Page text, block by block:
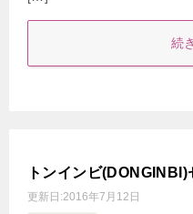
続
トンインビ
更新日:2016年7月12日